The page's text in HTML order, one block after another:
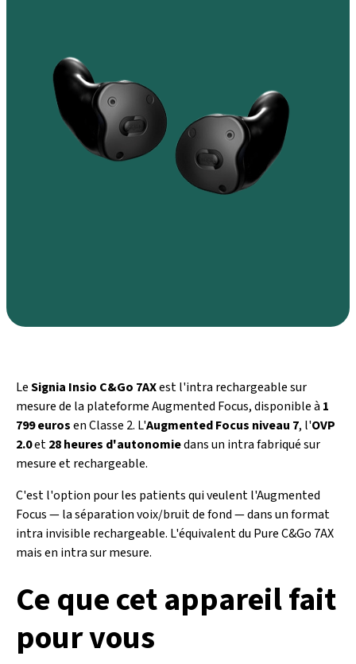
LeSignia Insio C&Go 7AXest l'intra rechargeable sur
mesure de la plateforme Augmented Focus, disponible à 1
799 eurosen Classe 2. L'Augmented Focus niveau 7, l'OVP
2.0et28 heures d'autonomiedans un intra fabriqué sur
mesure et rechargeable.
C'est l'option pour les patients qui veulent l'Augmented
Focus — la séparation voix/bruit de fond — dans un format
intra invisible rechargeable. L'équivalent du Pure C&Go 7AX
mais en intra sur mesure.
Ce que cet appareil fait
pour vous